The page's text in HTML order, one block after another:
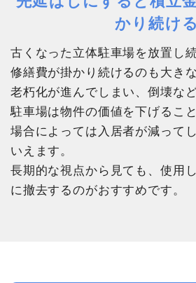
かり続ける
古くなった立体駐車場を放置し
修繕費が掛かり続けるのも大き
老朽化が進んでしまい、倒壊な
駐車場は物件の価値を下げるこ
場合によっては入居者が減って
いえます。
長期的な視点から見ても、使用
に撤去するのがおすすめです。